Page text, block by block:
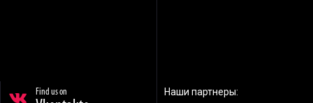
Find us on Наши партнеры: